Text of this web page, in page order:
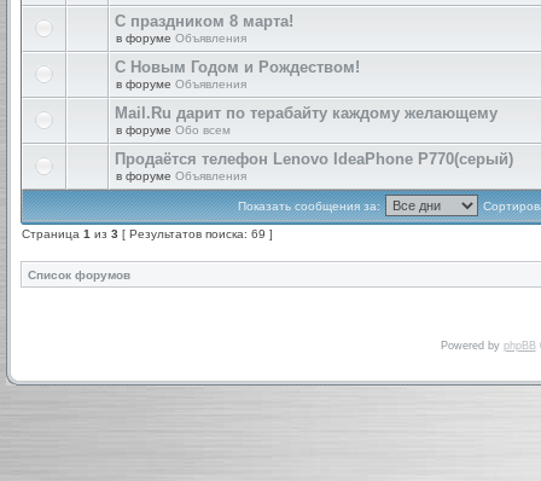
С праздником 8 марта!
в форуме Объявления
С Новым Годом и Рождеством!
в форуме Объявления
Mail.Ru дарит по терабайту каждому желающему
в форуме Обо всем
Продаётся телефон Lenovo IdeaPhone P770(серый)
в форуме Объявления
Показать сообщения за:
Страница 1 из 3 [ Результатов поиска: 69 ]
Список форумов
Powered by phpBB